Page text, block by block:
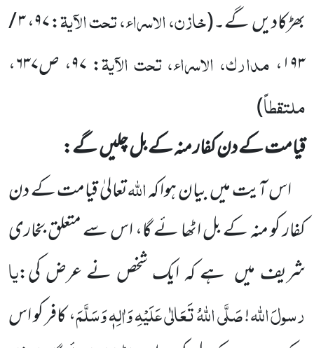
بھڑکادیںگے۔(خازن، الاسراء، تحت الآیۃ:۹۷، ۳ /
۱۹۳، مدارک، الاسراء، تحت الآیۃ: ۹۷، ص۶۳۷،
ملتقطاً)
قیامت کے دن کفار منہ کے بل چلیںگے:
اس آیت میںبیان ہوا کہاللّٰہتعالیٰ قیامت کے دن
کفار کو منہ کے بل اٹھا ئے گا، اس سے متعلق بخاری
شریفمیں ہے کہ ایک شخص نے عرض کی:یا
رسولَاللّٰہ!صَلَّی اللّٰہُ تَعَالٰی عَلَیْہِ وَاٰلِہٖ وَسَلَّمَ، کافر کو اس